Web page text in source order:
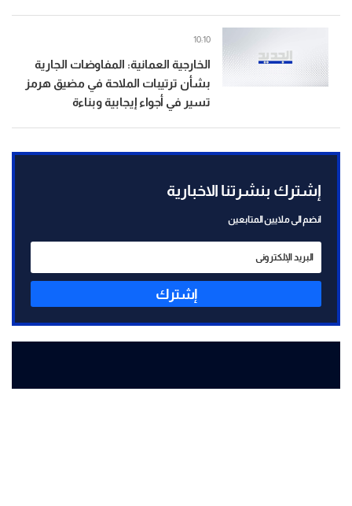
الخارجية العمانية: المفاوضات الجارية
بشأن ترتيبات الملاحة في مضيق هرمز
تسير في أجواء إيجابية وبناءة
10:10
إشترك بنشرتنا الاخبارية
انضم الى ملايين المتابعين
إشترك